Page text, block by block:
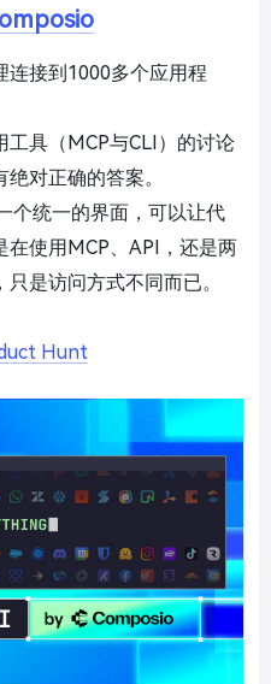
连接到1000多个应用程
工具（MCP与CLI）的讨论
对正确的答案。
个统一的界面，可以让代
在使用MCP、API，还是两
是访问方式不同而已。
Hunt